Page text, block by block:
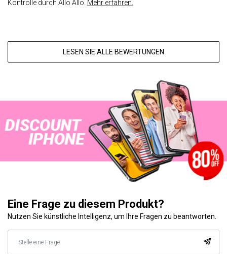
Kontrolle durch Allo Allo. Mehr erfahren.
LESEN SIE ALLE BEWERTUNGEN
Eine Frage zu diesem Produkt?
Nutzen Sie künstliche Intelligenz, um Ihre Fragen zu beantworten.